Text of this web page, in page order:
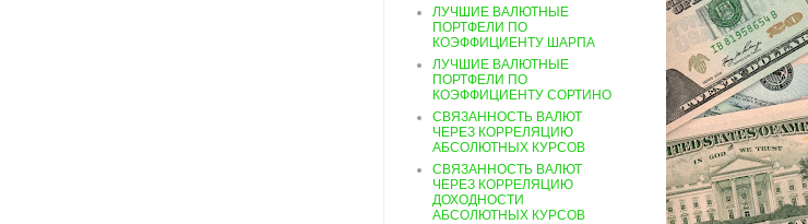
ЛУЧШИЕ ВАЛЮТНЫЕ
ПОРТФЕЛИ ПО
КОЭФФИЦИЕНТУ ШАРПА
ЛУЧШИЕ ВАЛЮТНЫЕ
ПОРТФЕЛИ ПО
КОЭФФИЦИЕНТУ СОРТИНО
СВЯЗАННОСТЬ ВАЛЮТ
ЧЕРЕЗ КОРРЕЛЯЦИЮ
АБСОЛЮТНЫХ КУРСОВ
СВЯЗАННОСТЬ ВАЛЮТ
ЧЕРЕЗ КОРРЕЛЯЦИЮ
ДОХОДНОСТИ
АБСОЛЮТНЫХ КУРСОВ